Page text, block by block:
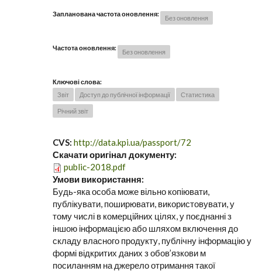
Запланована частота оновлення:
Без оновлення
Частота оновлення:
Без оновлення
Ключові слова:
Звіт
Доступ до публічної інформації Статистика
Річний звіт
CVS: http://data.kpi.ua/passport/72
Скачати оригінал документу:
public-2018.pdf
Умови використання:
Будь-яка особа може вільно копіювати,
публікувати, поширювати, використовувати, у
тому числі в комерційних цілях, у поєднанні з
іншою інформацією або шляхом включення до
складу власного продукту, публічну інформацію у
формі відкритих даних з обов’язкови м
посиланням на джерело отримання такої